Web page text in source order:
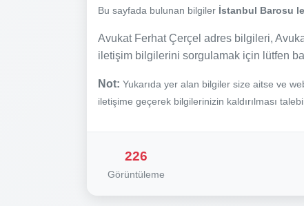
Bu sayfada bulunan bilgiler İstanbul Barosu
Avukat Ferhat Çerçel adres bilgileri,
iletişim bilgilerini sorgulamak için lütfen
Not: Yukarıda yer alan bilgiler size aitse ve
iletişime geçerek bilgilerinizin kaldırılması
226
Görüntüleme